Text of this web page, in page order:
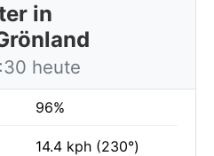
in
heute
96%
14.4 kph (230°)